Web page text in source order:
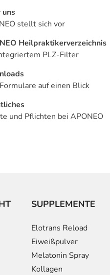
uns
stellt sich vor
Heilpraktikerverzeichnis
PLZ-Filter
auf einen Blick
und Pflichten bei APONEO
SUPPLEMENTE
Elotrans Reload
Eiweißpulver
Melatonin Spray
Kollagen